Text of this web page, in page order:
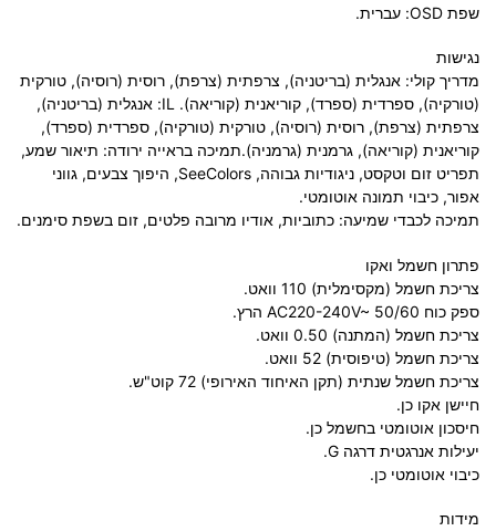
שפת OSD: עברית.
נגישות
מדריך קולי: אנגלית (בריטניה), צרפתית (צרפת), רוסית (רוסיה), טורקית
(טורקיה), ספרדית (ספרד), קוריאנית (קוריאה). IL: אנגלית (בריטניה),
צרפתית (צרפת), רוסית (רוסיה), טורקית (טורקיה), ספרדית (ספרד),
קוריאנית (קוריאה), גרמנית (גרמניה).תמיכה בראייה ירודה: תיאור שמע,
תפריט זום וטקסט, ניגודיות גבוהה, SeeColors, היפוך צבעים, גווני
אפור, כיבוי תמונה אוטומטי.
תמיכה לכבדי שמיעה: כתוביות, אודיו מרובה פלטים, זום בשפת סימנים.
פתרון חשמל ואקו
צריכת חשמל (מקסימלית) 110 וואט.
ספק כוח AC220-240V~ 50/60 הרץ.
צריכת חשמל (המתנה) 0.50 וואט.
צריכת חשמל (טיפוסית) 52 וואט.
צריכת חשמל שנתית (תקן האיחוד האירופי) 72 קוט"ש.
חיישן אקו כן.
חיסכון אוטומטי בחשמל כן.
יעילות אנרגטית דרגה G.
כיבוי אוטומטי כן.
מידות